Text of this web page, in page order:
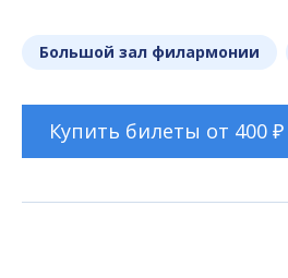
Большой зал филармонии
Купить билеты от 400 ₽